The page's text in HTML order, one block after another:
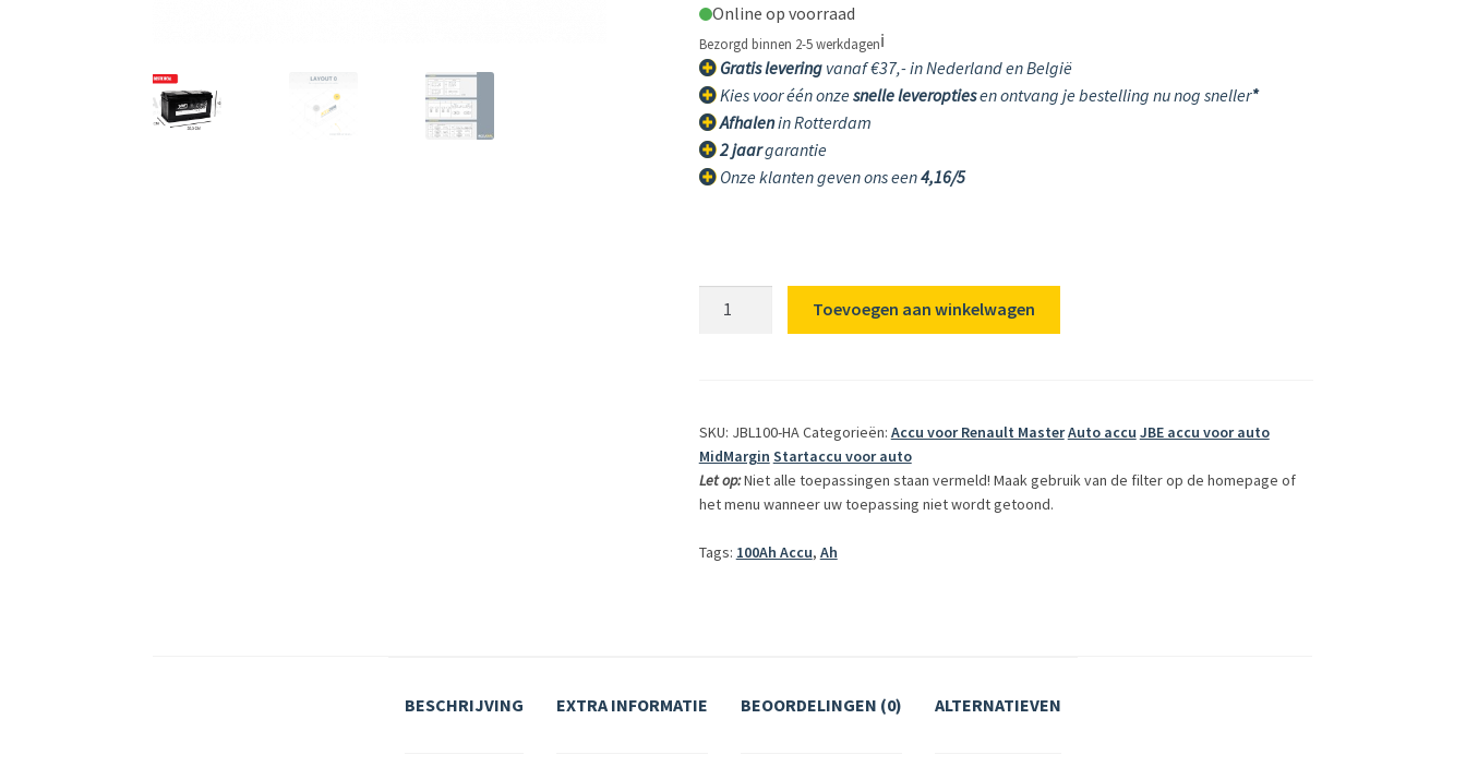
Online op voorraad
Bezorgd binnen 2-5 werkdagenℹ️
Gratis leveringvanaf €37,- in Nederland en België
Kies voor één onze snelle leveroptiesen ontvang je bestelling nu nog sneller*
Afhalenin Rotterdam
2 jaargarantie
Onze klanten geven ons een4,16/5
12V
800A
aantal
Toevoegen aan winkelwagen
SKU: JBL100-HACategorieën: Accu voor Renault MasterAuto accu JBE accu voor auto
MidMargin Startaccu voor auto
Let op:Niet alle toepassingen staan vermeld! Maak gebruik van de filter op de homepage of
het menu wanneer uw toepassing niet wordt getoond.
Tags: 100Ah Accu, Ah
BESCHRIJVING EXTRA INFORMATIE BEOORDELINGEN (0) ALTERNATIEVEN